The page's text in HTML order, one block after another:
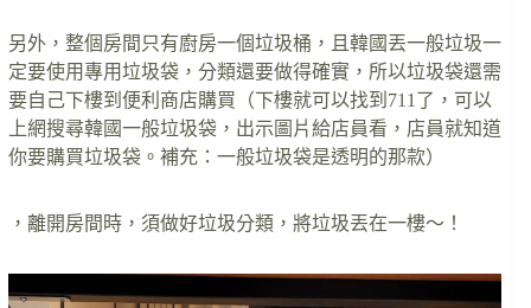
另外，整個房間只有廚房一個垃圾桶，且韓國丟一般垃圾一
定要使用專用垃圾袋，分類還要做得確實，所以垃圾袋還需
要自己下樓到便利商店購買（下樓就可以找到711了，可以
上網搜尋韓國一般垃圾袋，出示圖片給店員看，店員就知道
你要購買垃圾袋。補充：一般垃圾袋是透明的那款）
，離開房間時，須做好垃圾分類，將垃圾丟在一樓～！